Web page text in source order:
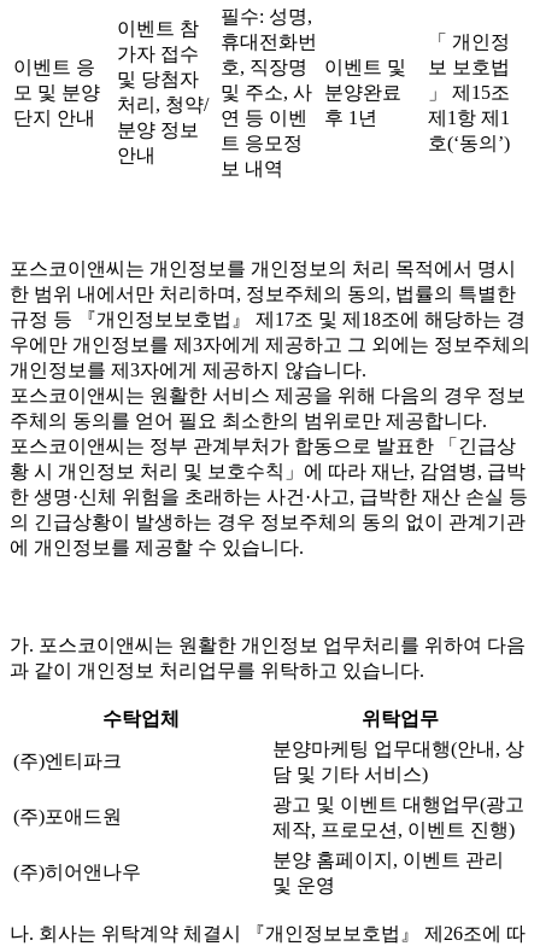
이벤트 응
모 및 분양
단지 안내
이벤트 참
가자 접수
및 당첨자
처리, 청약/
분양 정보
안내
필수: 성명,
휴대전화번
호, 직장명
및 주소, 사
연 등 이벤
트 응모정
보 내역
이벤트 및
분양완료
후 1년
「 개인정
보 보호법
」 제15조
제1항 제1
호(‘동의’)
포스코이앤씨는 개인정보를 개인정보의 처리 목적에서 명시
한 범위 내에서만 처리하며, 정보주체의 동의, 법률의 특별한
규정 등 『개인정보보호법』 제17조 및 제18조에 해당하는 경
우에만 개인정보를 제3자에게 제공하고 그 외에는 정보주체의
개인정보를 제3자에게 제공하지 않습니다.
포스코이앤씨는 원활한 서비스 제공을 위해 다음의 경우 정보
주체의 동의를 얻어 필요 최소한의 범위로만 제공합니다.
포스코이앤씨는 정부 관계부처가 합동으로 발표한 「긴급상
황 시 개인정보 처리 및 보호수칙」에 따라 재난, 감염병, 급박
한 생명·신체 위험을 초래하는 사건·사고, 급박한 재산 손실 등
의 긴급상황이 발생하는 경우 정보주체의 동의 없이 관계기관
에 개인정보를 제공할 수 있습니다.
가. 포스코이앤씨는 원활한 개인정보 업무처리를 위하여 다음
과 같이 개인정보 처리업무를 위탁하고 있습니다.
수탁업체 위탁업무
(주)엔티파크
분양마케팅 업무대행(안내, 상
담 및 기타 서비스)
(주)포애드원
광고 및 이벤트 대행업무(광고
제작, 프로모션, 이벤트 진행)
(주)히어앤나우
분양 홈페이지, 이벤트 관리
및 운영
나. 회사는 위탁계약 체결시 『개인정보보호법』 제26조에 따